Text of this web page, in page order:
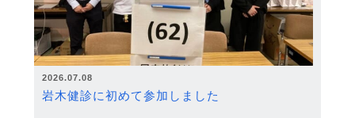
2026.07.08
岩木健診に初めて参加しました